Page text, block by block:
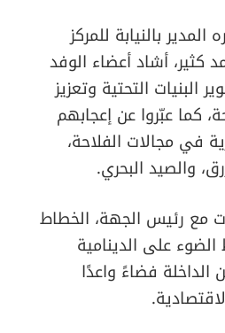
بالنيابة للمركز
كثير، أشاد أعضاء الوفد
التحتية وتعزيز
كما عبّروا عن إعجابهم
في مجالات الفلاحة،
والصيد البحري.
مع رئيس الجهة، الخطاط
على الدينامية
الداخلة فضاءً واعدًا